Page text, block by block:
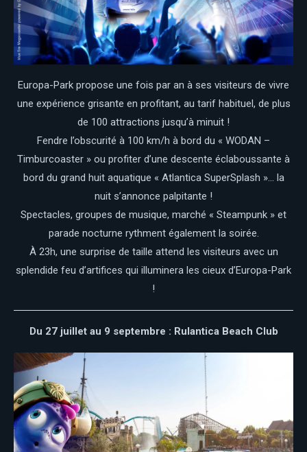
Europa-Park propose une fois par an à ses visiteurs de vivre
une expérience grisante en profitant, au tarif habituel, de plus
de 100 attractions jusqu’à minuit !
Fendre l’obscurité à 100 km/h à bord du « WODAN –
Timburcoaster » ou profiter d’une descente éclaboussante à
bord du grand huit aquatique « Atlantica SuperSplash »… la
nuit s’annonce palpitante !
Spectacles, groupes de musique, marché « Steampunk » et
parade nocturne rythment également la soirée.
À 23h, une surprise de taille attend les visiteurs avec un
splendide feu d’artifices qui illuminera les cieux d’Europa-Park
!
Du 27 juillet au 9 septembre : Rulantica Beach Club